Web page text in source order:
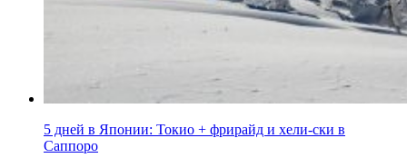
5 дней в Японии: Токио + фрирайд и хели-ски в
Саппоро